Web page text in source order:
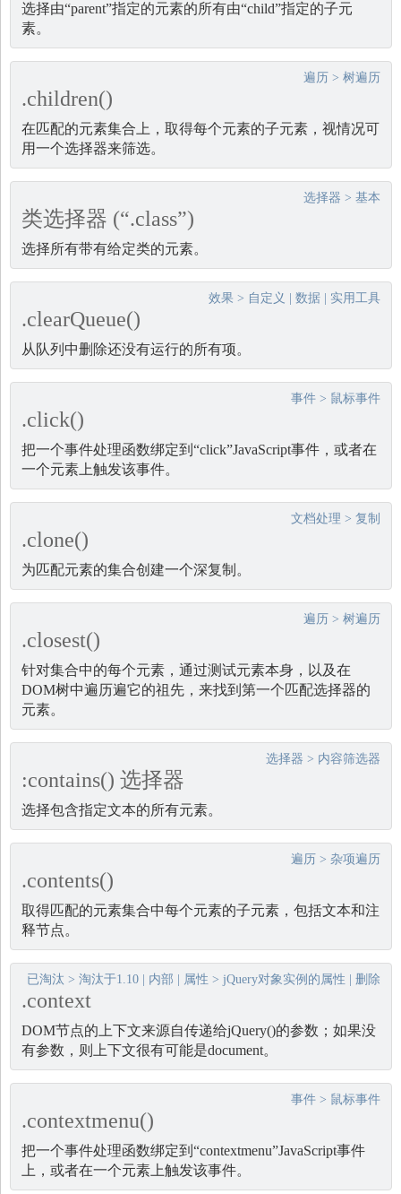
选择由“parent”指定的元素的所有由“child”指定的子元
素。
遍历 > 树遍历
.children()
在匹配的元素集合上，取得每个元素的子元素，视情况可
用一个选择器来筛选。
选择器 > 基本
类选择器 (“.class”)
选择所有带有给定类的元素。
效果 > 自定义 数据 实用工具
.clearQueue()
从队列中删除还没有运行的所有项。
事件 > 鼠标事件
.click()
把一个事件处理函数绑定到“click”JavaScript事件，或者在
一个元素上触发该事件。
文档处理 > 复制
.clone()
为匹配元素的集合创建一个深复制。
遍历 > 树遍历
.closest()
针对集合中的每个元素，通过测试元素本身，以及在
DOM树中遍历遍它的祖先，来找到第一个匹配选择器的
元素。
选择器 > 内容筛选器
:contains() 选择器
选择包含指定文本的所有元素。
遍历 > 杂项遍历
.contents()
取得匹配的元素集合中每个元素的子元素，包括文本和注
释节点。
已淘汰 > 淘汰于1.10 内部 属性 > jQuery对象实例的属性 删除
.context
DOM节点的上下文来源自传递给jQuery()的参数；如果没
有参数，则上下文很有可能是document。
事件 > 鼠标事件
.contextmenu()
把一个事件处理函数绑定到“contextmenu”JavaScript事件
上，或者在一个元素上触发该事件。